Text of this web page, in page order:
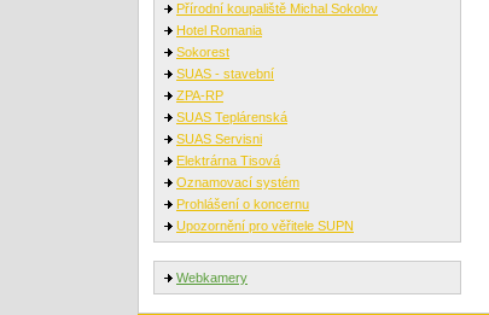
Přírodní koupaliště Michal Sokolov
Hotel Romania
Sokorest
SUAS - stavební
ZPA-RP
SUAS Teplárenská
SUAS Servisni
Elektrárna Tisová
Oznamovací systém
Prohlášení o koncernu
Upozornění pro věřitele SUPN
Webkamery